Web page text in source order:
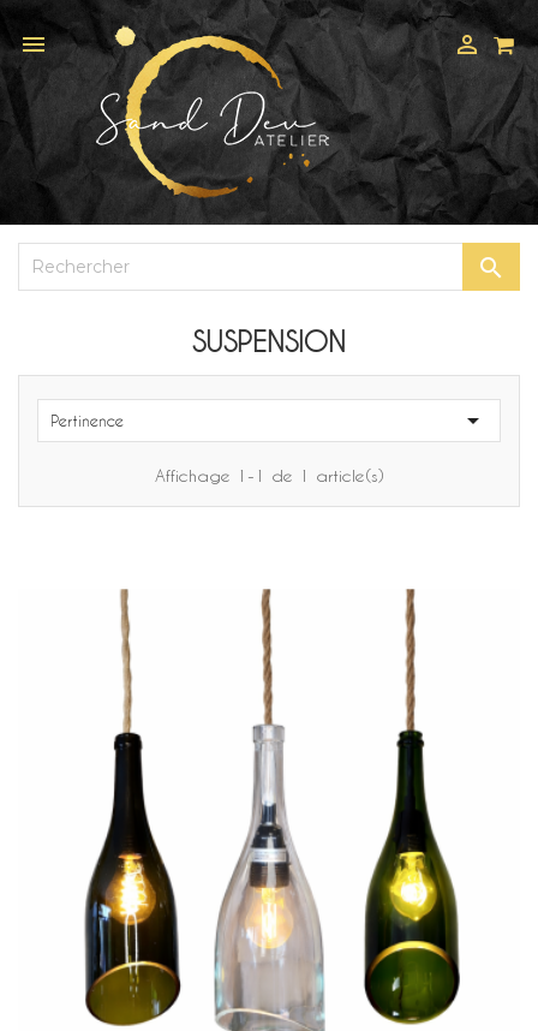
 

SUSPENSION
Pertinence 
Affichage 1-1 de 1 article(s)